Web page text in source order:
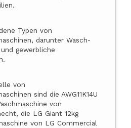
Typen von
darunter Wasch-
gewerbliche
von
sind die AWG11K14U
von
die LG Giant 12kg
von LG Commercial